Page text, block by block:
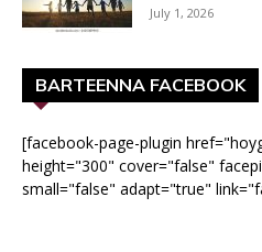
July 1, 2026
BARTEENNA FACEBOOK
[facebook-page-plugin
height="300" cover="false"
small="false" adapt="true"